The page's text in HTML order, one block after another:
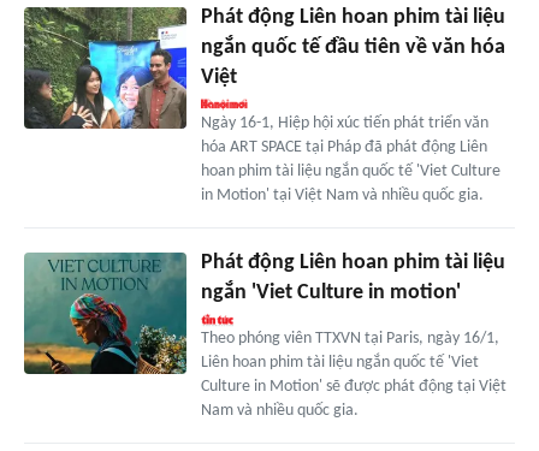
Phát động Liên hoan phim tài liệu
ngắn quốc tế đầu tiên về văn hóa
Việt
Ngày 16-1, Hiệp hội xúc tiến phát triển văn
hóa ART SPACE tại Pháp đã phát động Liên
hoan phim tài liệu ngắn quốc tế 'Viet Culture
in Motion' tại Việt Nam và nhiều quốc gia.
Phát động Liên hoan phim tài liệu
ngắn 'Viet Culture in motion'
Theo phóng viên TTXVN tại Paris, ngày 16/1,
Liên hoan phim tài liệu ngắn quốc tế 'Viet
Culture in Motion' sẽ được phát động tại Việt
Nam và nhiều quốc gia.